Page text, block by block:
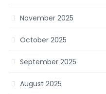
November 2025
October 2025
September 2025
August 2025